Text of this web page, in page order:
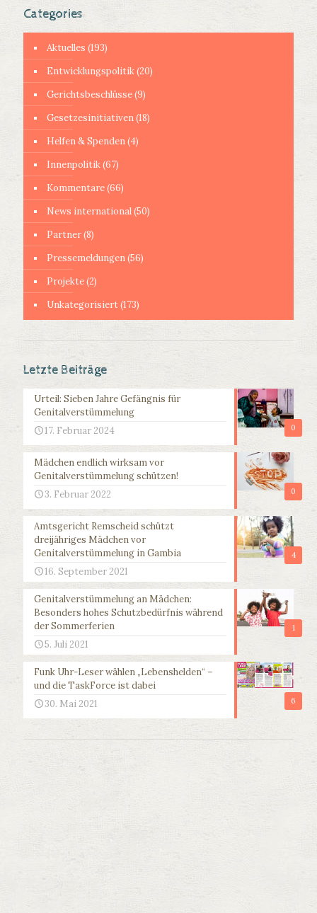
Categories
Aktuelles (193)
Entwicklungspolitik(20)
Gerichtsbeschlüsse(9)
Gesetzesinitiativen(18)
Helfen & Spenden(4)
Innenpolitik(67)
Kommentare(66)
News international(50)
Partner(8)
Pressemeldungen(56)
Projekte(2)
Unkategorisiert(173)
Letzte Beiträge
0
Urteil: Sieben Jahre Gefängnis für
Genitalverstümmelung
17. Februar 2024
0
Mädchen endlich wirksam vor
Genitalverstümmelung schützen!
3. Februar 2022
4
Amtsgericht Remscheid schützt
dreijähriges Mädchen vor
Genitalverstümmelung in Gambia
16. September 2021
1
Genitalverstümmelung an Mädchen:
Besonders hohes Schutzbedürfnis während
der Sommerferien
5. Juli 2021
6
Funk Uhr-Leser wählen „Lebenshelden“ –
und die TaskForce ist dabei
30. Mai 2021